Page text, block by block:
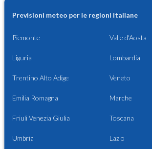
Previsioni meteo per le regioni italiane
Piemonte Valle d'Aosta
Liguria Lombardia
Trentino Alto Adige Veneto
Emilia Romagna Marche
Friuli Venezia Giulia Toscana
Umbria Lazio